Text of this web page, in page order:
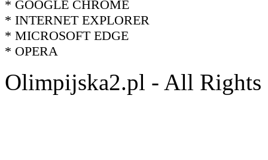
* GOOGLE CHROME
* INTERNET EXPLORER
* MICROSOFT EDGE
* OPERA
Olimpijska2.pl - All Rights